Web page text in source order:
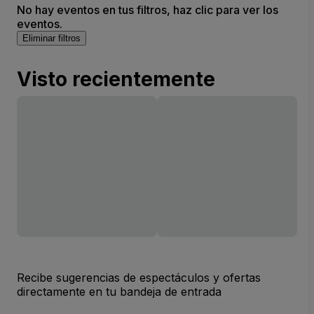
No hay eventos en tus filtros, haz clic para ver los
eventos.
Eliminar filtros
Visto recientemente
Recibe sugerencias de espectáculos y ofertas
directamente en tu bandeja de entrada